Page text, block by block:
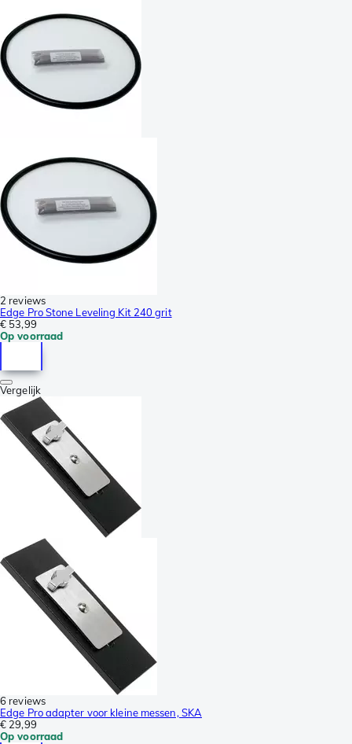
2 reviews
Edge Pro Stone Leveling Kit 240 grit
€ 53,99
Op voorraad
Vergelijk
6 reviews
Edge Pro adapter voor kleine messen, SKA
€ 29,99
Op voorraad